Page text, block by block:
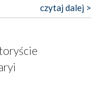
z żywą,
szare bunkry albo
bardziej
o ustawionym
na którym
postać jakby
W kulturowym
niż godny
czytaj dalej >